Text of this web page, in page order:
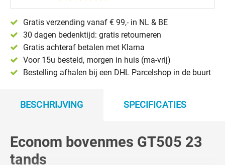
Gratis verzending vanaf € 99,- in NL & BE
30 dagen bedenktijd: gratis retourneren
Gratis achteraf betalen met Klarna
Voor 15u besteld, morgen in huis (ma-vrij)
Bestelling afhalen bij een DHL Parcelshop in de buurt
BESCHRIJVING SPECIFICATIES
Econom bovenmes GT505 23
tands